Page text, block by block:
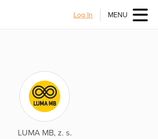
Log In MENU
LUMA MB, z. s.